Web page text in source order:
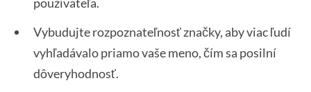
Vybudujte rozpoznateľnosť značky, aby viac ľudí
vyhľadávalo priamo vaše meno, čím sa posilní
dôveryhodnosť.